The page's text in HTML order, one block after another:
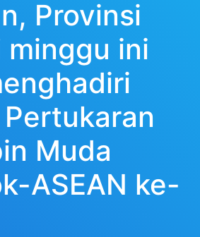
Provinsi
minggu ini
Muda
ASEAN ke-